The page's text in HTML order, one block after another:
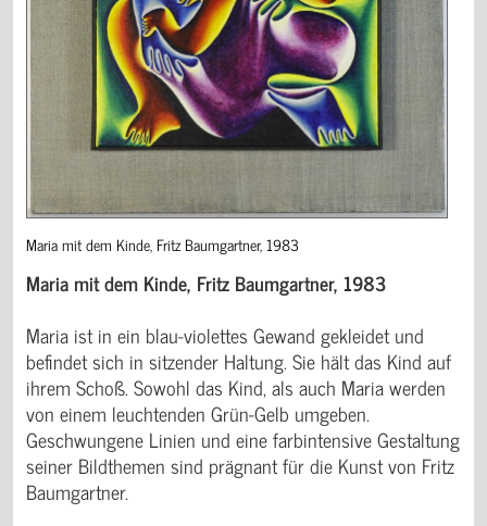
Maria mit dem Kinde, Fritz Baumgartner, 1983
Maria mit dem Kinde, Fritz Baumgartner, 1983
Maria ist in ein blau-violettes Gewand gekleidet und
befindet sich in sitzender Haltung. Sie hält das Kind auf
ihrem Schoß. Sowohl das Kind, als auch Maria werden
von einem leuchtenden Grün-Gelb umgeben.
Geschwungene Linien und eine farbintensive Gestaltung
seiner Bildthemen sind prägnant für die Kunst von Fritz
Baumgartner.